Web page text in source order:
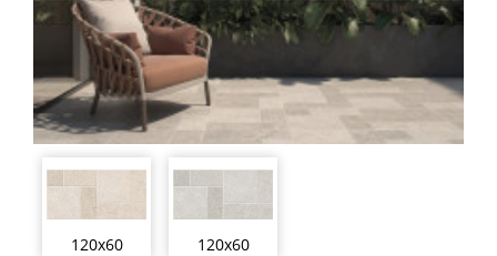
120x60 120x60